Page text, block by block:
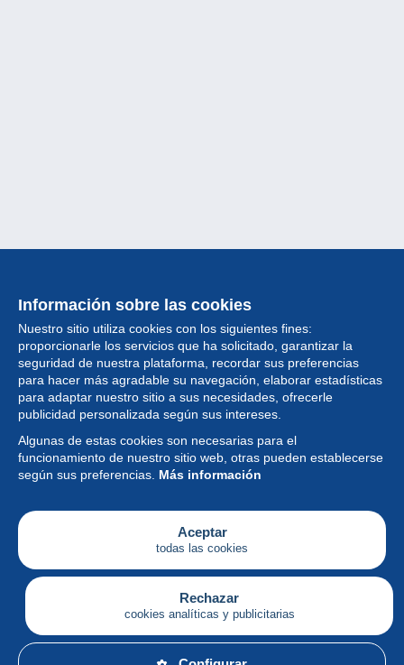
Información sobre las cookies
Nuestro sitio utiliza cookies con los siguientes fines:
proporcionarle los servicios que ha solicitado, garantizar la
seguridad de nuestra plataforma, recordar sus preferencias
para hacer más agradable su navegación, elaborar estadísticas
para adaptar nuestro sitio a sus necesidades, ofrecerle
publicidad personalizada según sus intereses.
Algunas de estas cookies son necesarias para el
funcionamiento de nuestro sitio web, otras pueden establecerse
según sus preferencias. Más información
Aceptar
todas las cookies
Rechazar
cookies analíticas y publicitarias
Colección
Noticias
Funcionalidad
Empresa
Servicios
Escribir
Español